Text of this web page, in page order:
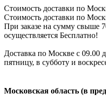
Стоимость доставки по
Стоимость доставки по
При заказе на сумму свыше
осуществляется Бесплатно!
Доставка по Москве с 09.00
пятницу, в субботу и
Московская область (в